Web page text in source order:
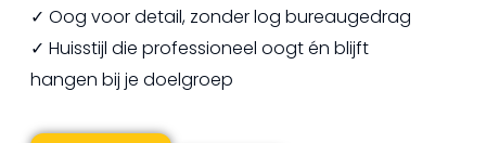
✓ Oog voor detail, zonder log bureaugedrag
✓ Huisstijl die professioneel oogt én blijft
hangen bij je doelgroep